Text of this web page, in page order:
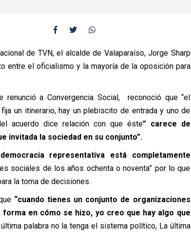
de TVN, el alcalde de Valaparaíso, Jorge Sharp
entre el oficialismo y la mayoría de la oposición para
a Convergencia Social, reconoció que “el
un itinerario, hay un plebiscito de entrada y uno de
acuerdo dice relación con que éste” carece de
invitada la sociedad en su conjunto”.
representativa está completamente
sociales de los años ochenta o noventa” por lo que
la toma de decisiones.
“cuando tienes un conjunto de organizaciones
en cómo se hizo, yo creo que hay algo que
palabra no la tenga el sistema político, La última